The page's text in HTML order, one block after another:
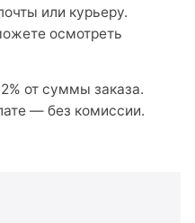
или курьеру.
осмотреть
от суммы заказа.
— без комиссии.